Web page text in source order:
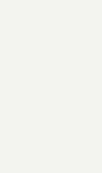
och